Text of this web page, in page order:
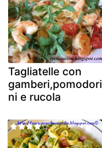
Tagliatelle con
gamberi,pomodori
ni e rucola